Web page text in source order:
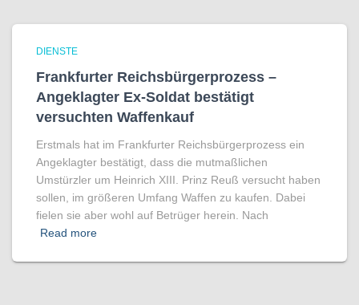
DIENSTE
Frankfurter Reichsbürgerprozess –
Angeklagter Ex-Soldat bestätigt
versuchten Waffenkauf
Erstmals hat im Frankfurter Reichsbürgerprozess ein
Angeklagter bestätigt, dass die mutmaßlichen
Umstürzler um Heinrich XIII. Prinz Reuß versucht haben
sollen, im größeren Umfang Waffen zu kaufen. Dabei
fielen sie aber wohl auf Betrüger herein. Nach
Read more